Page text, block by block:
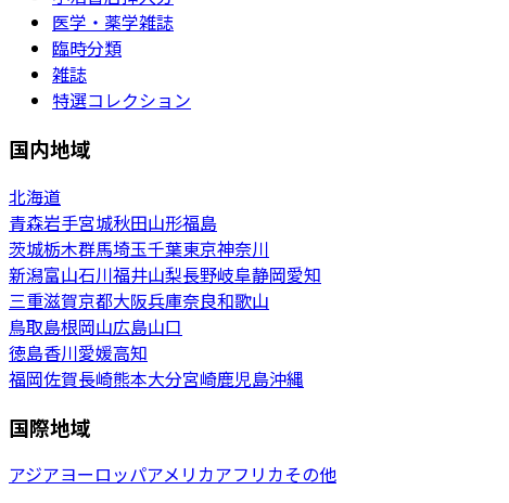
医学・薬学雑誌
臨時分類
雑誌
特選コレクション
国内地域
北海道
青森岩手宮城秋田山形福島
茨城栃木群馬埼玉千葉東京神奈川
新潟富山石川福井山梨長野岐阜静岡愛知
三重滋賀京都大阪兵庫奈良和歌山
鳥取島根岡山広島山口
徳島香川愛媛高知
福岡佐賀長崎熊本大分宮崎鹿児島沖縄
国際地域
アジアヨーロッパアメリカアフリカその他